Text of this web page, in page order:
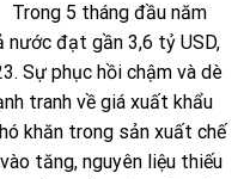
Trong 5 tháng đầu năm
nước đạt gần 3,6 tỷ USD,
Sự phục hồi chậm và dè
tranh về giá xuất khẩu
khăn trong sản xuất chế
tăng, nguyên liệu thiếu